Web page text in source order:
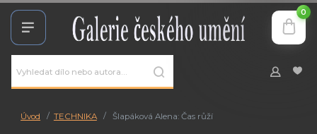
0
Úvod TECHNIKA Šlapáková Alena: Čas růží